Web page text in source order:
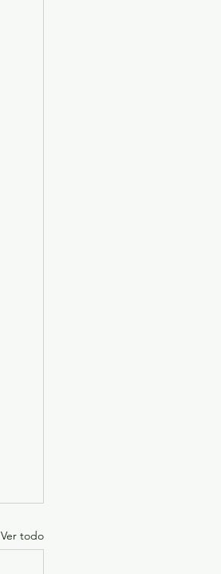
Ver todo